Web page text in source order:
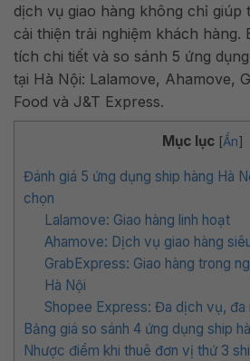
dịch vụ giao hàng không chỉ giúp
cải thiện trải nghiệm khách hàng.
tích chi tiết và so sánh 5 ứng
tại Hà Nội: Lalamove, Ahamove,
Food và J&T Express.
Mục lục [Ẩn]
Đánh giá 5 ứng dụng ship hàng Hà
chọn
Lalamove: Giao hàng linh hoạt
Ahamove: Dịch vụ giao hàng
GrabExpress: Giao hàng trong
Hà Nội
Shopee Express: Đa dịch vụ, đa
Bảng giá so sánh 4 ứng dụng ship
Nhược điểm khi thuê đơn vị thứ 3